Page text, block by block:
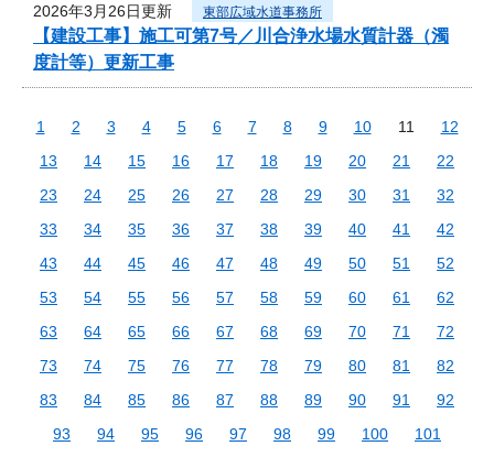
2026年3月26日更新 東部広域水道事務所
【建設工事】施工可第7号／川合浄水場水質計器（濁
度計等）更新工事
1 2 3 4 5 6 7 8 9 10 11
12
13
14 15 16 17 18 19 20 21
22
23
24 25 26 27 28 29 30 31
32
33
34 35 36 37 38 39 40 41
42
43
44 45 46 47 48 49 50 51
52
53
54 55 56 57 58 59 60 61
62
63
64 65 66 67 68 69 70 71
72
73
74 75 76 77 78 79 80 81
82
83
84 85 86 87 88 89 90 91
92
93
94 95 96 97 98 99 100
101